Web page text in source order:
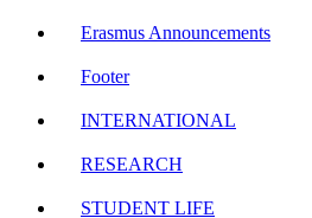
Erasmus Announcements
Footer
INTERNATIONAL
RESEARCH
STUDENT LIFE